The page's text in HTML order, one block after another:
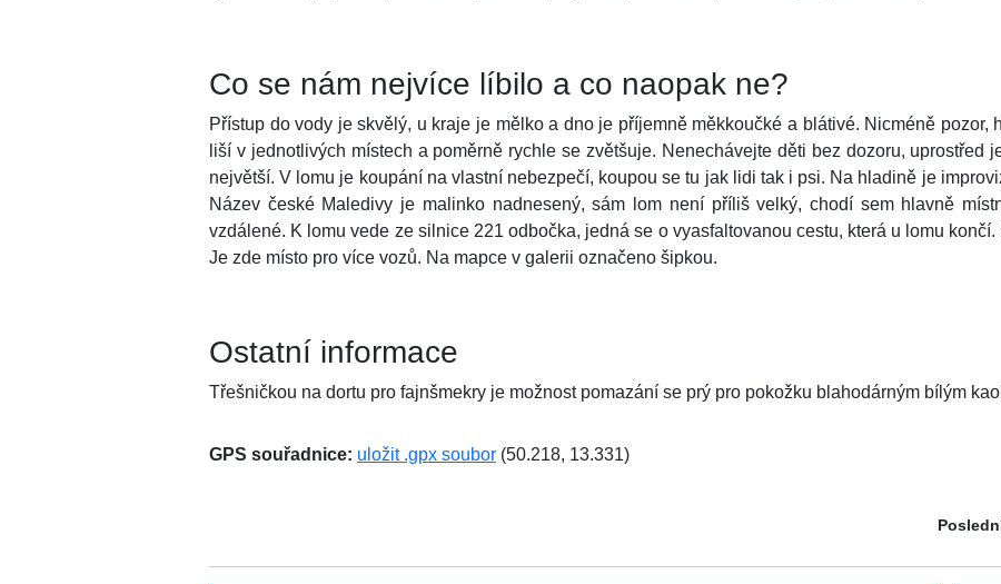
Co se nám nejvíce líbilo a co naopak ne?
Přístup do vody je skvělý, u kraje je mělko a dno je příjemně měkkoučké a blátivé. Nicméně pozor,
liší v jednotlivých místech a poměrně rychle se zvětšuje. Nenechávejte děti bez dozoru, uprostřed
největší. V lomu je koupání na vlastní nebezpečí, koupou se tu jak lidi tak i psi. Na hladině je
Název české Maledivy je malinko nadnesený, sám lom není příliš velký, chodí sem hlavně
vzdálené. K lomu vede ze silnice 221 odbočka, jedná se o vyasfaltovanou cestu, která u lomu
Je zde místo pro více vozů. Na mapce v galerii označeno šipkou.
Ostatní informace
Třešničkou na dortu pro fajnšmekry je možnost pomazání se prý pro pokožku blahodárným bílým
GPS souřadnice: uložit .gpx soubor (50.218, 13.331)